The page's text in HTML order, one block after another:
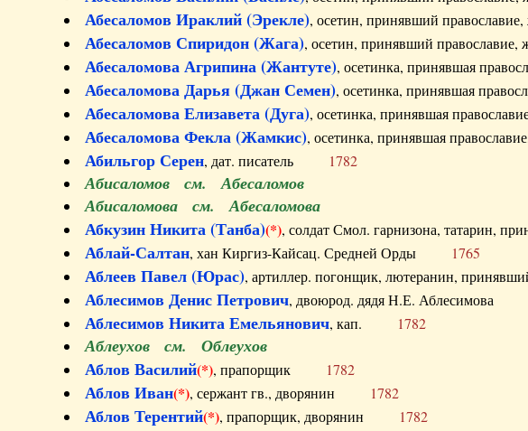
Абесаломов Ираклий (Эрекле), осетин, принявший
Абесаломов Спиридон (Жага), осетин, принявший
Абесаломова Агрипина (Жантуте), осетинка, принявшая
Абесаломова Дарья (Джан Семен), осетинка, принявшая
Абесаломова Елизавета (Дуга), осетинка, принявшая
Абесаломова Фекла (Жамкис), осетинка, принявшая
Абильгор Серен, дат. писатель 1782
Абисаломов см. Абесаломов
Абисаломова см. Абесаломова
Абкузин Никита (Танба)(*), солдат Смол. гарнизона, татарин,
Аблай-Салтан, хан Киргиз-Кайсац. Средней Орды 1765
Аблеев Павел (Юрас), артиллер. погонщик, лютеранин,
Аблесимов Денис Петрович, двоюрод. дядя Н.Е. Аблесимова
Аблесимов Никита Емельянович, кап. 1782
Аблеухов см. Облеухов
Аблов Василий(*), прапорщик 1782
Аблов Иван(*), сержант гв., дворянин 1782
Аблов Терентий(*), прапорщик, дворянин 1782